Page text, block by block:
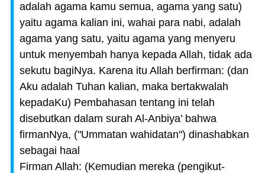
adalah agama kamu semua, agama yang satu)
yaitu agama kalian ini, wahai para nabi, adalah
agama yang satu, yaitu agama yang menyeru
untuk menyembah hanya kepada Allah, tidak ada
sekutu bagi­Nya. Karena itu Allah berfirman: (dan
Aku adalah Tuhan kalian, maka bertakwalah
kepadaKu) Pembahasan tentang ini telah
disebutkan dalam surah Al-Anbiya’ bahwa
firmanNya, ("Ummatan wahidatan") dinashabkan
sebagai haal
Firman Allah: (Kemudian mereka (pengikut-